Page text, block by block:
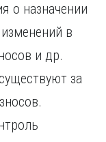
о назначении
в
и др.
за